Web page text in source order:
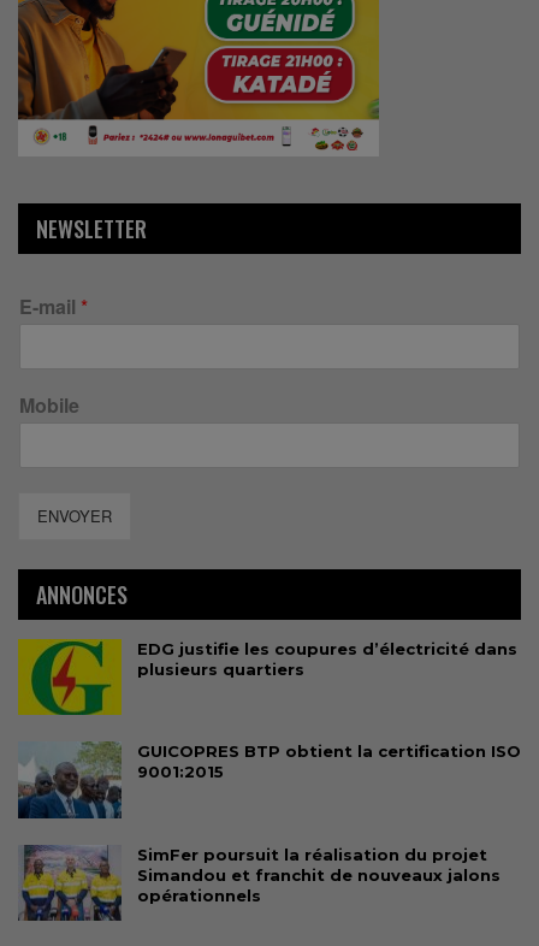
NEWSLETTER
E-mail *
Mobile
ENVOYER
ANNONCES
EDG justifie les coupures d’électricité dans
plusieurs quartiers
GUICOPRES BTP obtient la certification ISO
9001:2015
SimFer poursuit la réalisation du projet
Simandou et franchit de nouveaux jalons
opérationnels